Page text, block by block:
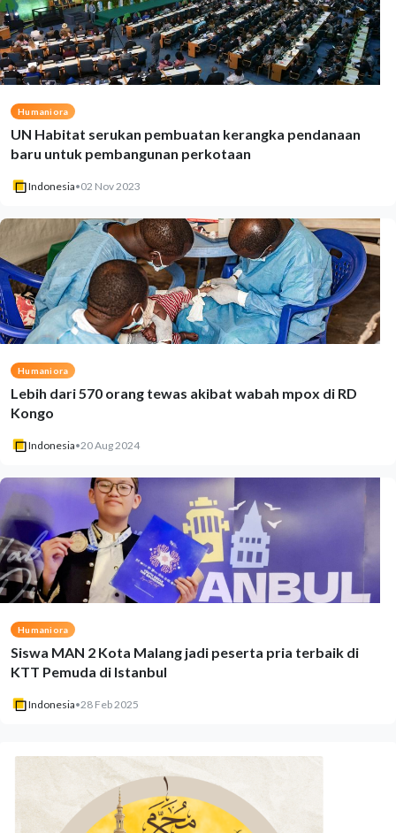
Humaniora
UN Habitat serukan pembuatan kerangka pendanaan
baru untuk pembangunan perkotaan
Indonesia•02 Nov 2023
Humaniora
Lebih dari 570 orang tewas akibat wabah mpox di RD
Kongo
Indonesia•20 Aug 2024
Humaniora
Siswa MAN 2 Kota Malang jadi peserta pria terbaik di
KTT Pemuda di Istanbul
Indonesia•28 Feb 2025